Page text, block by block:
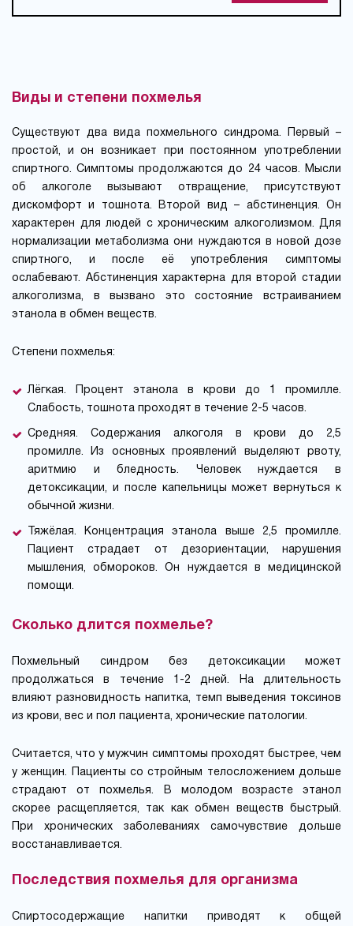
Виды и степени похмелья
Существуют два вида похмельного синдрома. Первый –
простой, и он возникает при постоянном употреблении
спиртного. Симптомы продолжаются до 24 часов. Мысли
об алкоголе вызывают отвращение, присутствуют
дискомфорт и тошнота. Второй вид – абстиненция. Он
характерен для людей с хроническим алкоголизмом. Для
нормализации метаболизма они нуждаются в новой дозе
спиртного, и после её употребления симптомы
ослабевают. Абстиненция характерна для второй стадии
алкоголизма, в вызвано это состояние встраиванием
этанола в обмен веществ.
Степени похмелья:
Лёгкая. Процент этанола в крови до 1 промилле.
Слабость, тошнота проходят в течение 2-5 часов.
Средняя. Содержания алкоголя в крови до 2,5
промилле. Из основных проявлений выделяют рвоту,
аритмию и бледность. Человек нуждается в
детоксикации, и после капельницы может вернуться к
обычной жизни.
Тяжёлая. Концентрация этанола выше 2,5 промилле.
Пациент страдает от дезориентации, нарушения
мышления, обмороков. Он нуждается в медицинской
помощи.
Сколько длится похмелье?
Похмельный синдром без детоксикации может
продолжаться в течение 1-2 дней. На длительность
влияют разновидность напитка, темп выведения токсинов
из крови, вес и пол пациента, хронические патологии.
Считается, что у мужчин симптомы проходят быстрее, чем
у женщин. Пациенты со стройным телосложением дольше
страдают от похмелья. В молодом возрасте этанол
скорее расщепляется, так как обмен веществ быстрый.
При хронических заболеваниях самочувствие дольше
восстанавливается.
Последствия похмелья для организма
Спиртосодержащие напитки приводят к общей